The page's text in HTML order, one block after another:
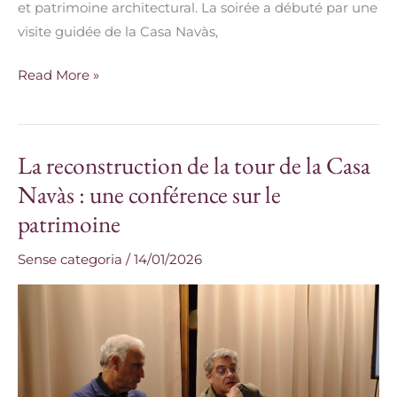
et patrimoine architectural. La soirée a débuté par une
visite guidée de la Casa Navàs,
Read More »
La reconstruction de la tour de la Casa
Navàs : une conférence sur le
patrimoine
Sense categoria /14/01/2026
La
reconstruction
de
la
tour
de